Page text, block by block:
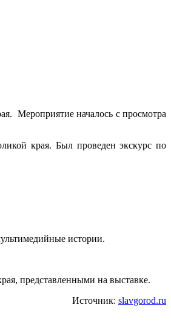
Мероприятие началось с просмотра
края. Был проведен экскурс по
истории.
представленными на выставке.
Источник: slavgorod.ru